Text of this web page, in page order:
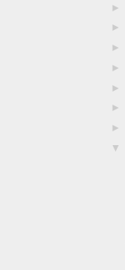
►
►
►
►
►
►
►
▼